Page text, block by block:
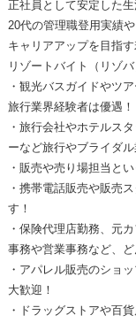
正社員として安定した
20代の管理職登用実績
キャリアアップを目指
リゾートバイト（リゾ
・観光バスガイドやツ
旅行業界経験者は優遇！
・旅行会社やホテルス
ーなど旅行やブライダ
・販売や売り場担当と
・携帯電話販売や販売
す！
・保険代理店勤務、元
事務や営業事務など、
・アパレル販売のショ
大歓迎！
・ドラッグストアや百